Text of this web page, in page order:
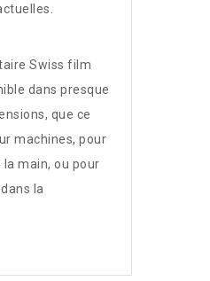
Swiss film
dans presque
que ce
machines, pour
la main, ou pour
la